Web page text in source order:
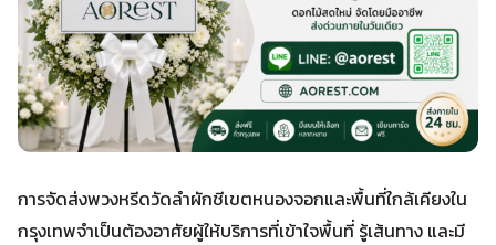
การจัดส่งพวงหรีดวัดลำผักชีเขตหนองจอกและพื้นที่ใกล้เคียงใน
กรุงเทพจำเป็นต้องอาศัยผู้ให้บริการที่เข้าใจพื้นที่ รู้เส้นทาง และมี